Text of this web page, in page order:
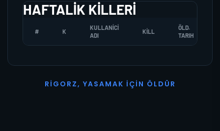
HAFTALIK KILLERI
# K
KULLANICI
ADI
KILL
ÖLD.
TARIH
R I G O R Z, YASAMAK İ ÇI N Ö L D Ü R